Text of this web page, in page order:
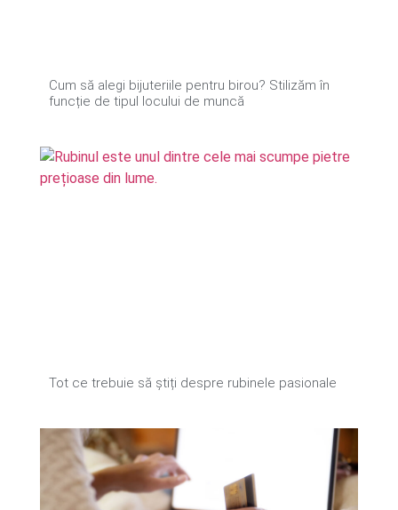
Cum să alegi bijuteriile pentru birou? Stilizăm în
funcție de tipul locului de muncă
Tot ce trebuie să știți despre rubinele pasionale